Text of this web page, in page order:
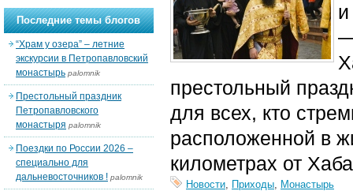
престольный
для всех, кто
расположенной в
километрах от
Новости, Приходы, Монастырь
Последние темы блогов
“Храм у озера” – летние
экскурсии в Петропавловский
монастырь palomnik
Престольный праздник
Петропавловского
монастыря palomnik
Поездки по России 2026 –
специально для
дальневосточников ! palomnik